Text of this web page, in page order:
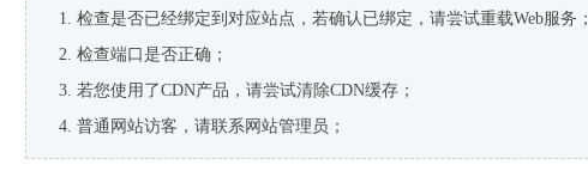
检查是否已经绑定到对应站点，若确认已绑定，请尝试重载Web服务；
检查端口是否正确；
若您使用了CDN产品，请尝试清除CDN缓存；
普通网站访客，请联系网站管理员；